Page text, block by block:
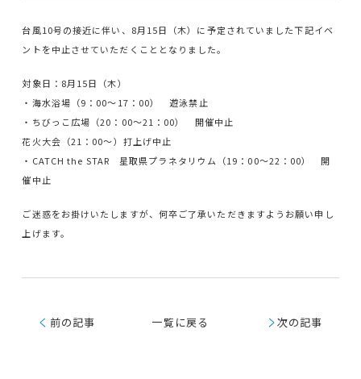
台風10号の接近に伴い、8月15日（木）に予定されていました下記イベ
ントを中止させていただくこととなりました。
対象日：8月15日（木）
・海水浴場（9：00～17：00） 遊泳禁止
・ちびっこ広場（20：00～21：00） 開催中止
花火大会（21：00～）打上げ中止
・CATCH the STAR 星取県プラネタリウム（19：00～22：00） 開
催中止
ご迷惑をお掛けいたしますが、何卒ご了承いただきますようお願い申し
上げます。
く 前の記事 一覧に戻る く次の記事